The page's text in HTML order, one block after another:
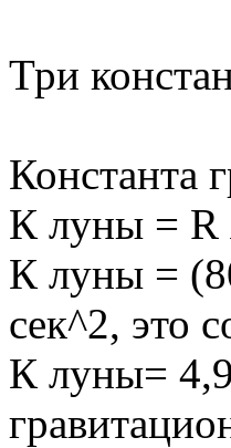
Три
Константа
К луны = R
К луны =
сек^2, это
К луны=